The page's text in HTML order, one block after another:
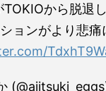
TOKIOから脱退
ョンがより悲痛